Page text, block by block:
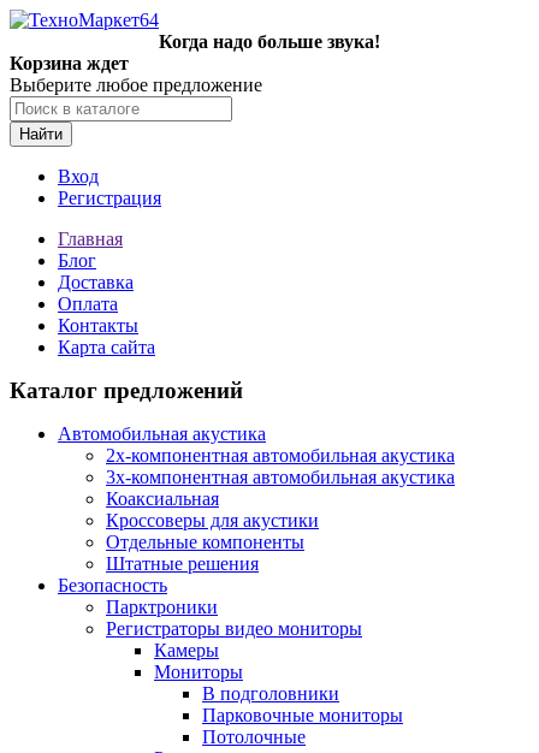
Когда надо больше звука!
Корзина ждет
Выберите любое предложение
Найти
Вход
Регистрация
Главная
Блог
Доставка
Оплата
Контакты
Карта сайта
Каталог предложений
Автомобильная акустика
2х-компонентная автомобильная акустика
3х-компонентная автомобильная акустика
Коаксиальная
Кроссоверы для акустики
Отдельные компоненты
Штатные решения
Безопасность
Парктроники
Регистраторы видео мониторы
Камеры
Мониторы
В подголовники
Парковочные мониторы
Потолочные